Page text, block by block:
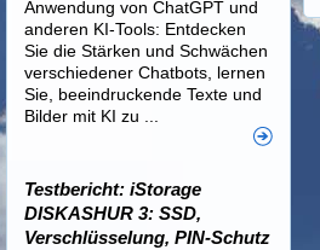
Anwendung von ChatGPT und
anderen KI-Tools: Entdecken
Sie die Stärken und Schwächen
verschiedener Chatbots, lernen
Sie, beeindruckende Texte und
Bilder mit KI zu ...
Testbericht: iStorage
DISKASHUR 3: SSD,
Verschlüsselung, PIN-Schutz